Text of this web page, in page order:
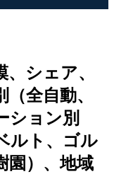
シェア、
全自動、
ション別
ルト、ゴル
園）、地域